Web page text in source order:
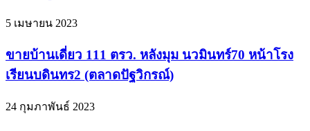
5 เมษายน 2023
ขายบ้านเดี่ยว 111 ตรว. หลังมุม นวมินทร์70 หน้าโรง
เรียนบดินทร2 (ตลาดปัฐวิกรณ์)
24 กุมภาพันธ์ 2023